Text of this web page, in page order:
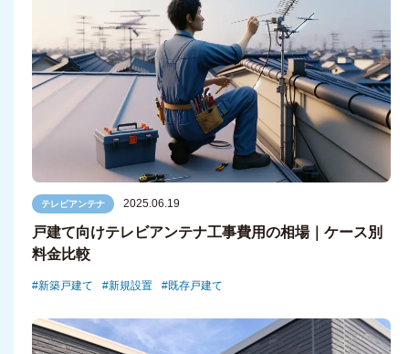
テレビアンテナ 2025.06.19
戸建て向けテレビアンテナ工事費用の相場｜ケース別
料金比較
新築戸建て 新規設置 既存戸建て